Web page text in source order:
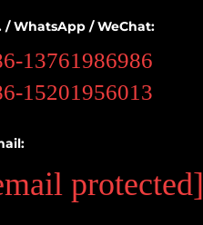
/ WhatsApp / WeChat:
13761986986
15201956013
protected]